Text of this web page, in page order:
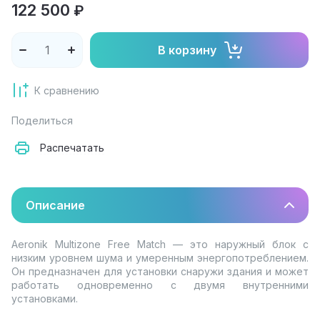
122 500 ₽
В корзину
К сравнению
Поделиться
Распечатать
Описание
Aeronik Multizone Free Match — это наружный блок с
низким уровнем шума и умеренным энергопотреблением.
Он предназначен для установки снаружи здания и может
работать одновременно с двумя внутренними
установками.